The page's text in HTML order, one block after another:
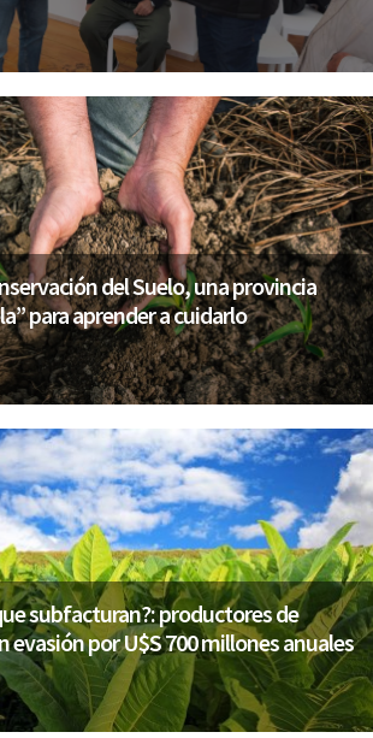
del Suelo, una provincia
para aprender a cuidarlo
subfacturan?: productores de
evasión por U$S 700 millones anuales